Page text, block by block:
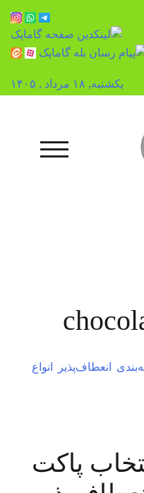
یکشنبه, ۱۸ مرداد , ۱۴۰۵
منوی تلفن
پاکت